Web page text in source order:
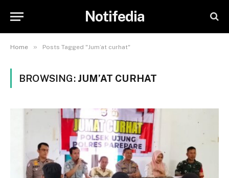
Notifedia
Home » Posts Tagged "Jum’at curhat"
BROWSING: JUM’AT CURHAT